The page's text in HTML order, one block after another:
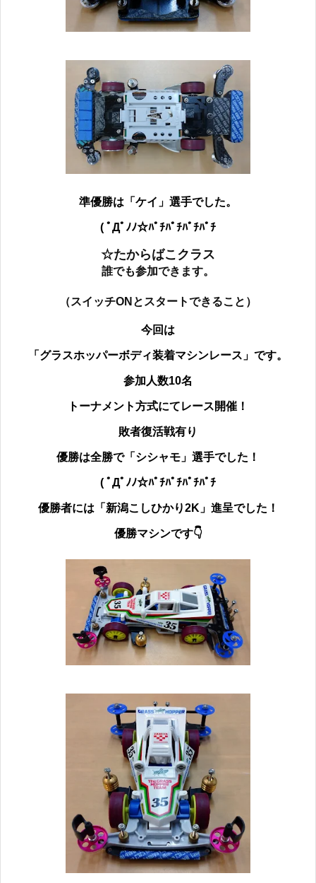
準優勝は「ケイ」 選手でした。
( ﾟДﾟﾉﾉ☆ﾊﾟﾁﾊﾟﾁﾊﾟﾁﾊﾟﾁ
☆たからばこクラス
誰でも参加できます。
（スイッチONとスタートできること）
今回は
「グラスホッパーボディ装着マシンレース 」です。
参加人数10名
トーナメント方式にてレース開催！
敗者復活戦有り
優勝は全勝で「シシャモ」選手でした！
( ﾟДﾟﾉﾉ☆ﾊﾟﾁﾊﾟﾁﾊﾟﾁﾊﾟﾁ
優勝者には「新潟こしひかり2K」進呈でした！
優勝マシンです👇